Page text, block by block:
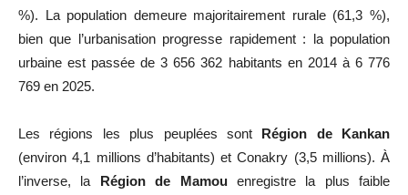
%). La population demeure majoritairement rurale (61,3 %),
bien que l’urbanisation progresse rapidement : la population
urbaine est passée de 3 656 362 habitants en 2014 à 6 776
769 en 2025.
Les régions les plus peuplées sont Région de Kankan
(environ 4,1 millions d’habitants) et Conakry (3,5 millions). À
l’inverse, la Région de Mamouenregistre la plus faible